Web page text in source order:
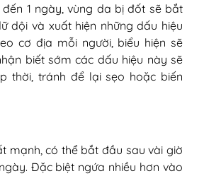
đến 1 ngày, vùng da bị đốt sẽ bắt
dội và xuất hiện những dấu hiệu
cơ địa mỗi người, biểu hiện sẽ
biết sớm các dấu hiệu này sẽ
thời, tránh để lại sẹo hoặc biến
mạnh, có thể bắt đầu sau vài giờ
Đặc biệt ngứa nhiều hơn vào